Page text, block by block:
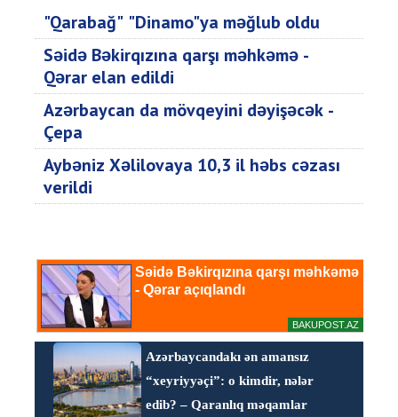
"Qarabağ" "Dinamo"ya məğlub oldu
Səidə Bəkirqızına qarşı məhkəmə -
Qərar elan edildi
Azərbaycan da mövqeyini dəyişəcək -
Çepa
Aybəniz Xəlilovaya 10,3 il həbs cəzası
verildi